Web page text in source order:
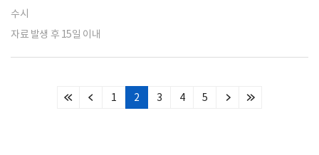
수시
자료 발생 후 15일 이내
처
이
1 2 3 4 5
다
마